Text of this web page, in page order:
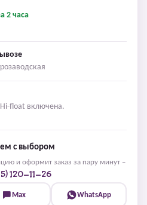
2 часа
float включена.
с выбором
и оформит заказ за пару минут –
120-11-26
Max WhatsApp